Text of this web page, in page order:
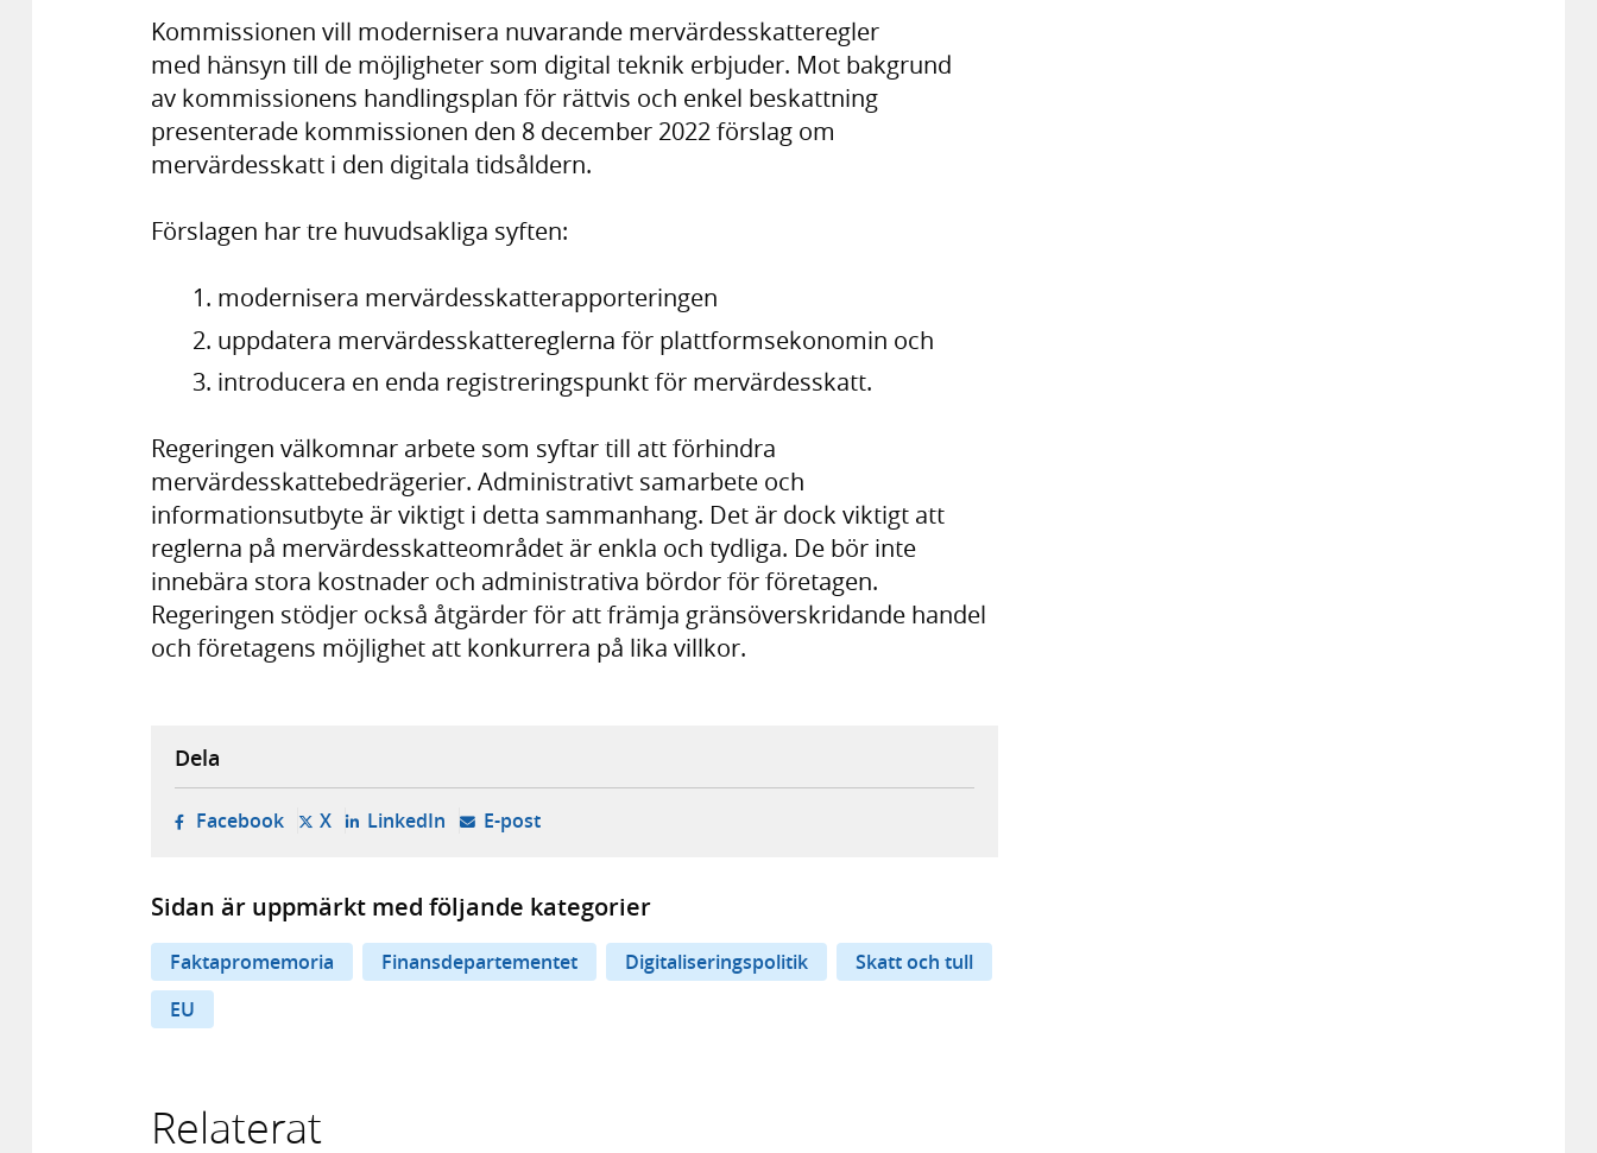
Kommissionen vill modernisera nuvarande mervärdesskatteregler
med hänsyn till de möjligheter som digital teknik erbjuder. Mot bakgrund
av kommissionens handlingsplan för rättvis och enkel beskattning
presenterade kommissionen den 8 december 2022 förslag om
mervärdesskatt i den digitala tidsåldern.
Förslagen har tre huvudsakliga syften:
modernisera mervärdesskatterapporteringen
uppdatera mervärdesskattereglerna för plattformsekonomin och
introducera en enda registreringspunkt för mervärdesskatt.
Regeringen välkomnar arbete som syftar till att förhindra
mervärdesskattebedrägerier. Administrativt samarbete och
informationsutbyte är viktigt i detta sammanhang. Det är dock viktigt att
reglerna på mervärdesskatteområdet är enkla och tydliga. De bör inte
innebära stora kostnader och administrativa bördor för företagen.
Regeringen stödjer också åtgärder för att främja gränsöverskridande handel
och företagens möjlighet att konkurrera på lika villkor.
Dela
Facebook- öppnas i ny flik, extern webbplats,
X- öppnas i ny flik, extern webbplats,
LinkedIn- öppnas i ny flik, extern webbplats,
E-post- öppnar din e-postklient,
Sidan är uppmärkt med följande kategorier
Faktapromemoria Finansdepartementet Digitaliseringspolitik
Skatt och tull
EU
Relaterat